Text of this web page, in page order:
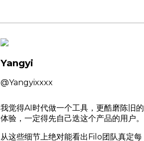
Yangyi
@Yangyixxxx
我觉得AI时代做一个工具，更酷磨陈旧的
体验，一定得先自己迭这个产品的用户。
从这些细节上绝对能看出Filo团队真定每